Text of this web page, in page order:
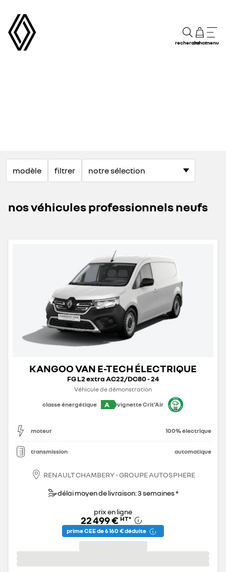
rechercheachatmenu
modèle filtrer
nos véhicules professionnels neufs
KANGOO VAN E-TECH ÉLECTRIQUE
FG L2 extra AC22/DC80 - 24
Véhicule de démonstration
classe énergétique
A vignette Crit'Air
moteur 100% électrique
transmission automatique
RENAULT CHAMBERY - GROUPE AUTOSPHERE
délai moyen de livraison: 3 semaines *
prix en ligne
22 499 € HT*
prime CEE de 6 160 € déduite